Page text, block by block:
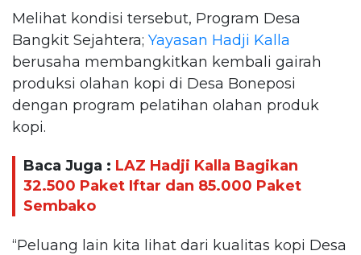
Melihat kondisi tersebut, Program Desa
Bangkit Sejahtera; Yayasan Hadji Kalla
berusaha membangkitkan kembali gairah
produksi olahan kopi di Desa Boneposi
dengan program pelatihan olahan produk
kopi.
Baca Juga : LAZ Hadji Kalla Bagikan
32.500 Paket Iftar dan 85.000 Paket
Sembako
“Peluang lain kita lihat dari kualitas kopi Desa